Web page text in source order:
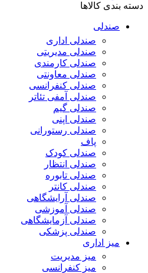
دسته بندی کالاها
صندلی
صندلی اداری
صندلی مدیریتی
صندلی کارمندی
صندلی معاونتی
صندلی کنفرانسی
صندلی آمفی تئاتر
صندلی گیم
صندلی اپنی
صندلی رستورانی
پاف
صندلی کودک
صندلی انتظار
صندلی تابوره
صندلی کانتر
صندلی آرایشگاهی
صندلی آموزشی
صندلی آزمایشگاهی
صندلی پزشکی
میز اداری
میز مدیریت
میز کنفرانسی